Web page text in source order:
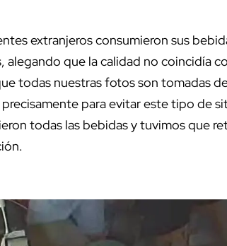
extranjeros consumieron sus
alegando que la calidad no coincidía
todas nuestras fotos son tomadas
para evitar este tipo de
todas las bebidas y tuvimos que